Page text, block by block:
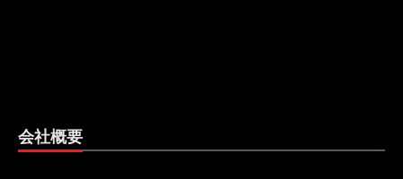
会社概要